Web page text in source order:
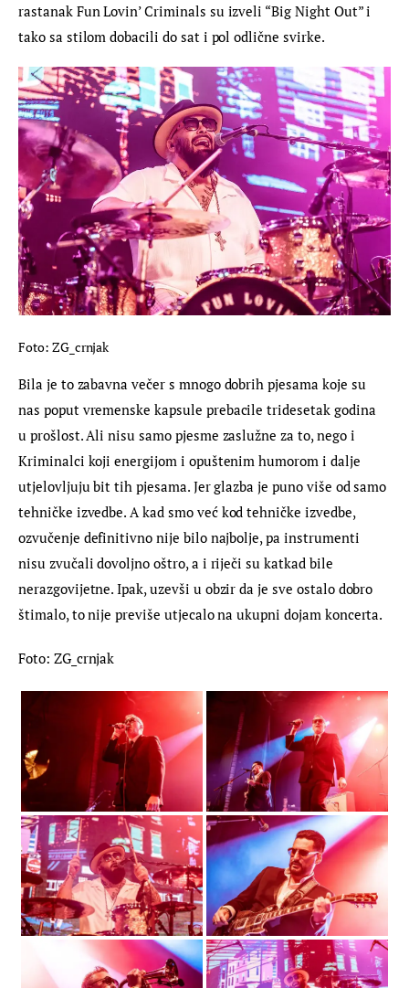
rastanak Fun Lovin’ Criminals su izveli “Big Night Out” i
tako sa stilom dobacili do sat i pol odlične svirke.
Foto: ZG_crnjak
Bila je to zabavna večer s mnogo dobrih pjesama koje su
nas poput vremenske kapsule prebacile tridesetak godina
u prošlost. Ali nisu samo pjesme zaslužne za to, nego i
Kriminalci koji energijom i opuštenim humorom i dalje
utjelovljuju bit tih pjesama. Jer glazba je puno više od samo
tehničke izvedbe. A kad smo već kod tehničke izvedbe,
ozvučenje definitivno nije bilo najbolje, pa instrumenti
nisu zvučali dovoljno oštro, a i riječi su katkad bile
nerazgovijetne. Ipak, uzevši u obzir da je sve ostalo dobro
štimalo, to nije previše utjecalo na ukupni dojam koncerta.
Foto: ZG_crnjak